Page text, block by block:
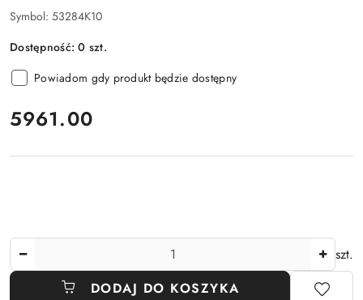
Symbol: 53284K10
Dostępność:0 szt.
Powiadom gdy produkt będzie dostępny
cena:
5961.00
szt.
DODAJ DO KOSZYKA